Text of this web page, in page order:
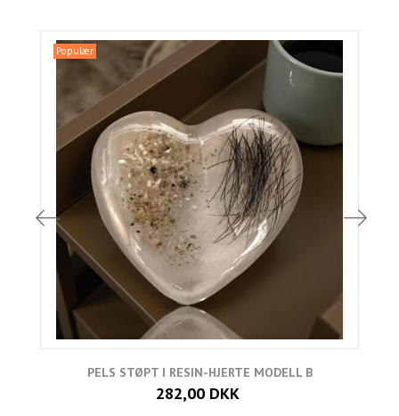
Populær
PELS STØPT I RESIN-HJERTE MODELL B
282,00 DKK